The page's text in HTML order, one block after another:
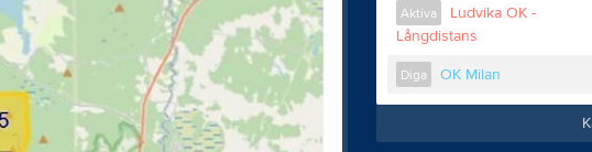
Aktiva
Ludvika OK -
Långdistans
Diga OK Milan